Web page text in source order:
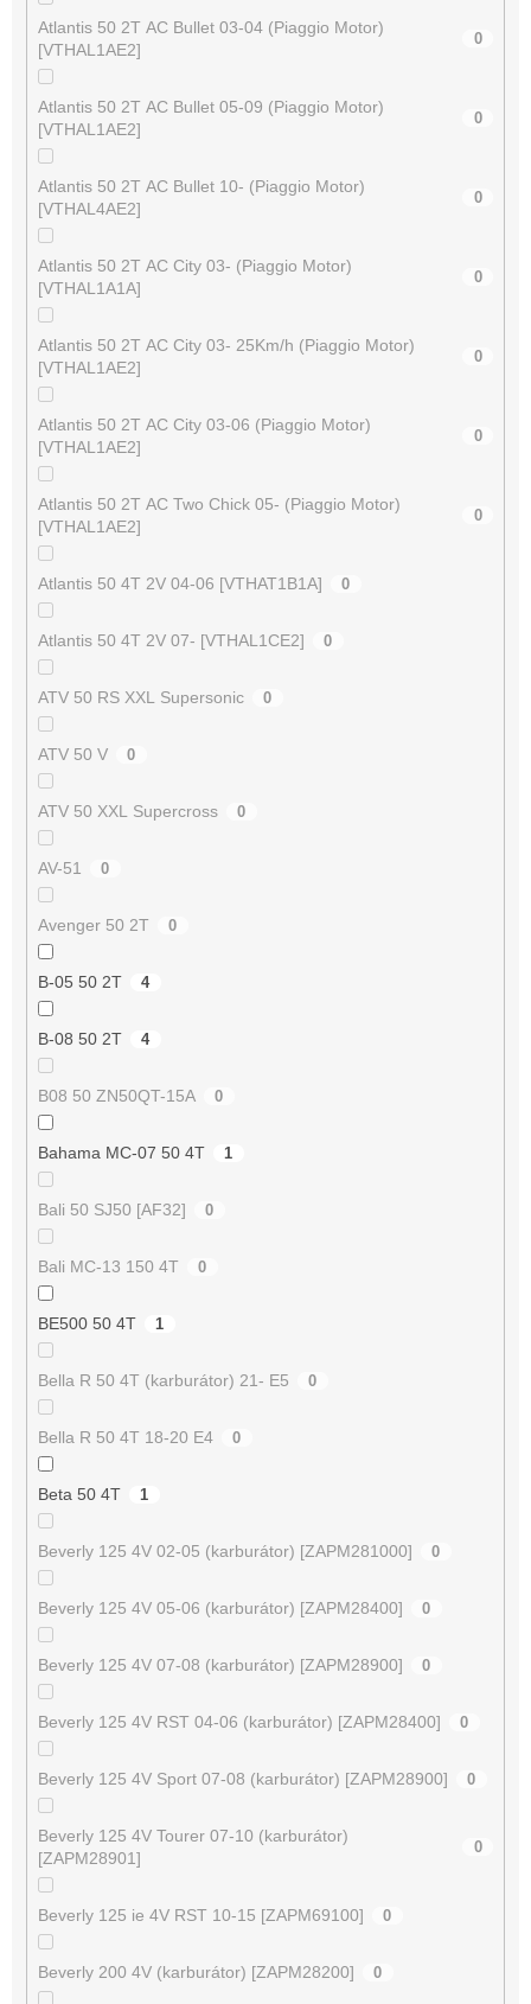
Atlantis 50 2T AC Bullet 03-04 (Piaggio Motor)
[VTHAL1AE2]
0
Atlantis 50 2T AC Bullet 05-09 (Piaggio Motor)
[VTHAL1AE2]
0
Atlantis 50 2T AC Bullet 10- (Piaggio Motor)
[VTHAL4AE2]
0
Atlantis 50 2T AC City 03- (Piaggio Motor)
[VTHAL1A1A]
0
Atlantis 50 2T AC City 03- 25Km/h (Piaggio Motor)
[VTHAL1AE2]
0
Atlantis 50 2T AC City 03-06 (Piaggio Motor)
[VTHAL1AE2]
0
Atlantis 50 2T AC Two Chick 05- (Piaggio Motor)
[VTHAL1AE2]
0
Atlantis 50 4T 2V 04-06 [VTHAT1B1A] 0
Atlantis 50 4T 2V 07- [VTHAL1CE2] 0
ATV 50 RS XXL Supersonic 0
ATV 50 V 0
ATV 50 XXL Supercross 0
AV-51 0
Avenger 50 2T 0
B-05 50 2T 4
B-08 50 2T 4
B08 50 ZN50QT-15A 0
Bahama MC-07 50 4T 1
Bali 50 SJ50 [AF32] 0
Bali MC-13 150 4T 0
BE500 50 4T 1
Bella R 50 4T (karburátor) 21- E5 0
Bella R 50 4T 18-20 E4 0
Beta 50 4T 1
Beverly 125 4V 02-05 (karburátor) [ZAPM281000] 0
Beverly 125 4V 05-06 (karburátor) [ZAPM28400] 0
Beverly 125 4V 07-08 (karburátor) [ZAPM28900] 0
Beverly 125 4V RST 04-06 (karburátor) [ZAPM28400] 0
Beverly 125 4V Sport 07-08 (karburátor) [ZAPM28900] 0
Beverly 125 4V Tourer 07-10 (karburátor)
[ZAPM28901]
0
Beverly 125 ie 4V RST 10-15 [ZAPM69100] 0
Beverly 200 4V (karburátor) [ZAPM28200] 0